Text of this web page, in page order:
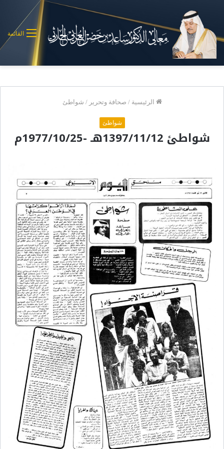
القائمة
الرئيسية / صحافة وتحرير / شواطئ
شواطئ
شواطئ 1397/11/12هـ -1977/10/25م